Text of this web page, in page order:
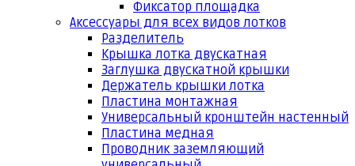
Фиксатор площадка
Аксессуары для всех видов лотков
Разделитель
Крышка лотка двускатная
Заглушка двускатной крышки
Держатель крышки лотка
Пластина монтажная
Универсальный кронштейн настенный
Пластина медная
Проводник заземляющий